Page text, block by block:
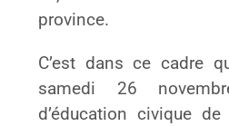
province.
C’est dans ce cadre
samedi 26
d’éducation civique